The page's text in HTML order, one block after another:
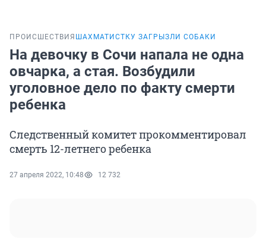
ПРОИСШЕСТВИЯ ШАХМАТИСТКУ ЗАГРЫЗЛИ СОБАКИ
На девочку в Сочи напала не одна
овчарка, а стая. Возбудили
уголовное дело по факту смерти
ребенка
Следственный комитет прокомментировал
смерть 12-летнего ребенка
27 апреля 2022, 10:48 12 732